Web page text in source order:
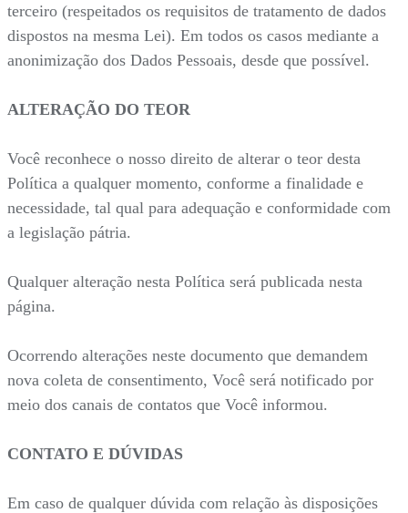
terceiro (respeitados os requisitos de tratamento de dados
dispostos na mesma Lei). Em todos os casos mediante a
anonimização dos Dados Pessoais, desde que possível.
ALTERAÇÃO DO TEOR
Você reconhece o nosso direito de alterar o teor desta
Política a qualquer momento, conforme a finalidade e
necessidade, tal qual para adequação e conformidade com
a legislação pátria.
Qualquer alteração nesta Política será publicada nesta
página.
Ocorrendo alterações neste documento que demandem
nova coleta de consentimento, Você será notificado por
meio dos canais de contatos que Você informou.
CONTATO E DÚVIDAS
Em caso de qualquer dúvida com relação às disposições